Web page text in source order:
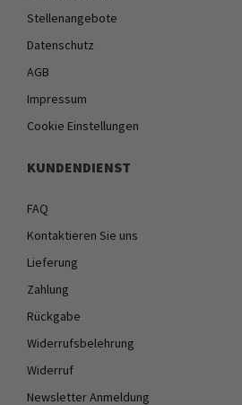
Stellenangebote
Datenschutz
AGB
Impressum
Cookie Einstellungen
KUNDENDIENST
FAQ
Kontaktieren Sie uns
Lieferung
Zahlung
Rückgabe
Widerrufsbelehrung
Widerruf
Newsletter Anmeldung